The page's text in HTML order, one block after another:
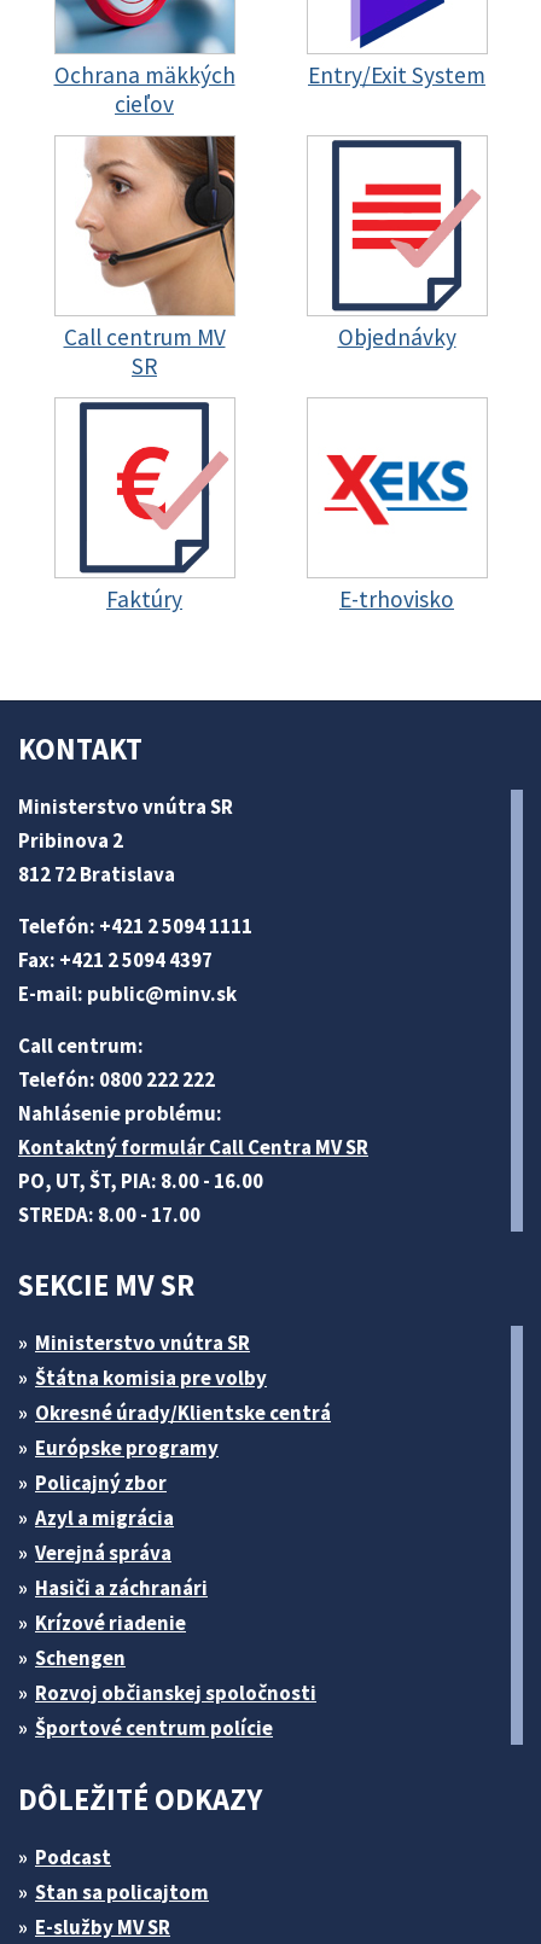
Ochrana mäkkých
cieľov
Entry/Exit System
Call centrum MV
SR
Objednávky
Faktúry E-trhovisko
KONTAKT
Ministerstvo vnútra SR
Pribinova 2
812 72 Bratislava
Telefón: +421 2 5094 1111
Fax: +421 2 5094 4397
E-mail: public@minv.sk
Call centrum:
Telefón: 0800 222 222
Nahlásenie problému:
Kontaktný formulár Call Centra MV SR
PO, UT, ŠT, PIA: 8.00 - 16.00
STREDA: 8.00 - 17.00
SEKCIE MV SR
Ministerstvo vnútra SR
Štátna komisia pre volby
Okresné úrady/Klientske centrá
Európske programy
Policajný zbor
Azyl a migrácia
Verejná správa
Hasiči a záchranári
Krízové riadenie
Schengen
Rozvoj občianskej spoločnosti
Športové centrum polície
DÔLEŽITÉ ODKAZY
Podcast
Stan sa policajtom
E-služby MV SR